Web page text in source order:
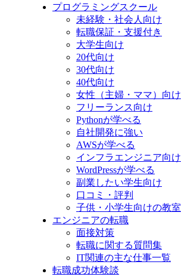
プログラミングスクール
未経験・社会人向け
転職保証・支援付き
大学生向け
20代向け
30代向け
40代向け
女性（主婦・ママ）向け
フリーランス向け
Pythonが学べる
自社開発に強い
AWSが学べる
インフラエンジニア向け
WordPressが学べる
副業したい学生向け
口コミ・評判
子供・小学生向けの教室
エンジニアの転職
面接対策
転職に関する質問集
IT関連の主な仕事一覧
転職成功体験談